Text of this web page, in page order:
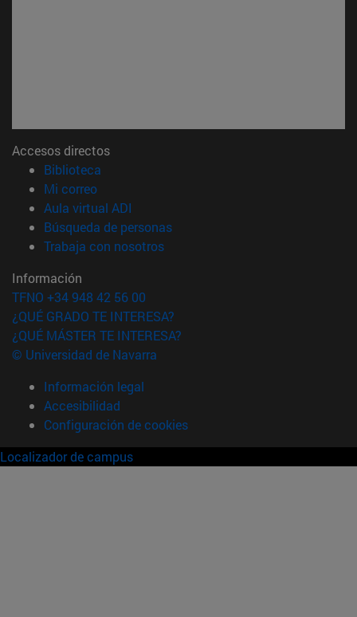
Accesos directos
Biblioteca
Mi correo(abre en nueva ventana)
Aula virtual ADI
Búsqueda de personas(abre en nueva ventana)
Trabaja con nosotros(abre en nueva ventana)
Información
TFNO +34 948 42 56 00
¿QUÉ GRADO TE INTERESA?
¿QUÉ MÁSTER TE INTERESA?
© Universidad de Navarra
Información legal
Accesibilidad
Configuración de cookies
Localizador de campus